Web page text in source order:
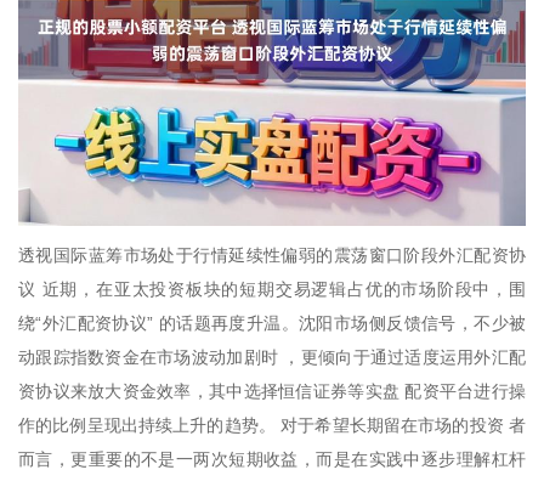
透视国际蓝筹市场处于行情延续性偏弱的震荡窗口阶段外汇配资协
议 近期，在亚太投资板块的短期交易逻辑占优的市场阶段中，围
绕“外汇配资协议” 的话题再度升温。沈阳市场侧反馈信号，不少被
动跟踪指数资金在市场波动加剧时 ，更倾向于通过适度运用外汇配
资协议来放大资金效率，其中选择恒信证券等实盘 配资平台进行操
作的比例呈现出持续上升的趋势。 对于希望长期留在市场的投资 者
而言，更重要的不是一两次短期收益，而是在实践中逐步理解杠杆